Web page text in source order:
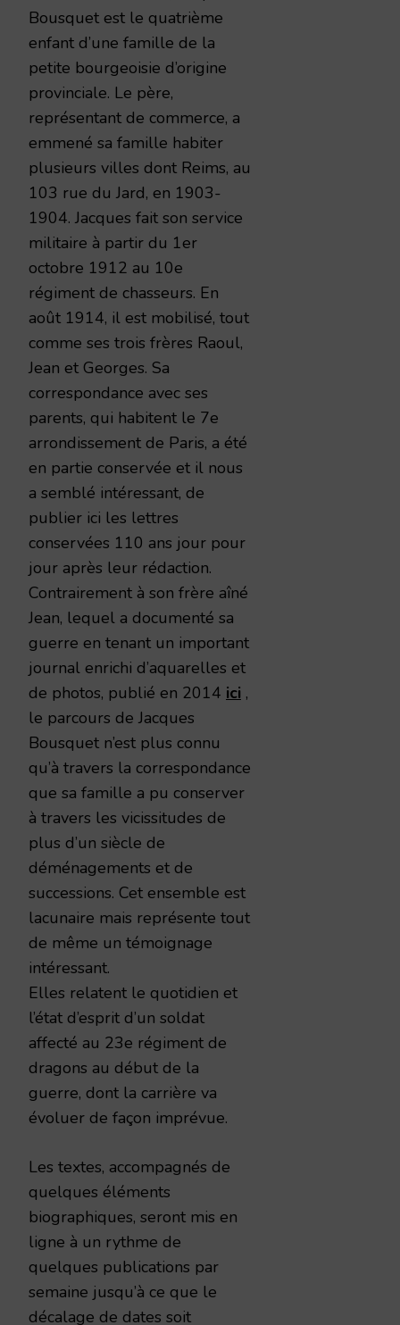
Bousquet est le quatrième
enfant d’une famille de la
petite bourgeoisie d’origine
provinciale. Le père,
représentant de commerce, a
emmené sa famille habiter
plusieurs villes dont Reims, au
103 rue du Jard, en 1903-
1904. Jacques fait son service
militaire à partir du 1er
octobre 1912 au 10e
régiment de chasseurs. En
août 1914, il est mobilisé, tout
comme ses trois frères Raoul,
Jean et Georges. Sa
correspondance avec ses
parents, qui habitent le 7e
arrondissement de Paris, a été
en partie conservée et il nous
a semblé intéressant, de
publier ici les lettres
conservées 110 ans jour pour
jour après leur rédaction.
Contrairement à son frère aîné
Jean, lequel a documenté sa
guerre en tenant un important
journal enrichi d’aquarelles et
de photos, publié en 2014 ici ,
le parcours de Jacques
Bousquet n’est plus connu
qu’à travers la correspondance
que sa famille a pu conserver
à travers les vicissitudes de
plus d’un siècle de
déménagements et de
successions. Cet ensemble est
lacunaire mais représente tout
de même un témoignage
intéressant.
Elles relatent le quotidien et
l’état d’esprit d’un soldat
affecté au 23e régiment de
dragons au début de la
guerre, dont la carrière va
évoluer de façon imprévue.
Les textes, accompagnés de
quelques éléments
biographiques, seront mis en
ligne à un rythme de
quelques publications par
semaine jusqu’à ce que le
décalage de dates soit